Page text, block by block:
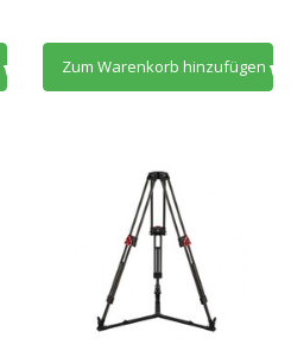
Zum Warenkorb hinzufügen